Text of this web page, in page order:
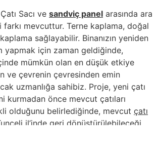
Sacı ve sandviç panel arasında ara
mevcuttur. Terne kaplama, doğal
sağlayabilir. Binanızın yeniden
yapmak için zaman geldiğinde,
mümkün olan en düşük etkiye
ve çevrenin çevresinden emin
uzmanlığa sahibiz. Proje, yeni çatı
kurmadan önce mevcut çatıları
olduğunu belirlediğinde, mevcut çatı
il’inde geri dönüştürülebileceği